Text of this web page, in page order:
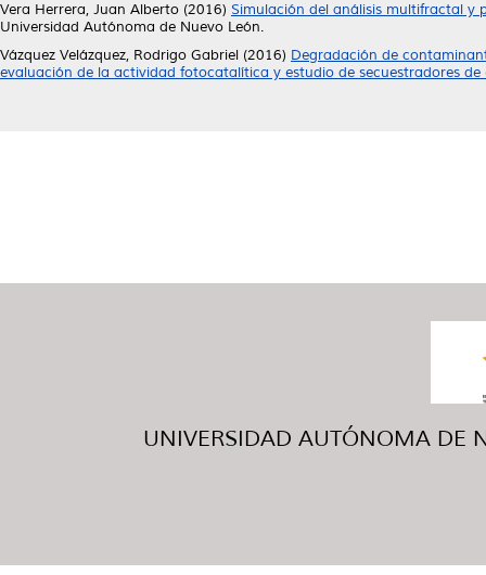
Vera Herrera, Juan Alberto (2016) Simulación del análisis multifractal y
Universidad Autónoma de Nuevo León.
Vázquez Velázquez, Rodrigo Gabriel (2016) Degradación de
evaluación de la actividad fotocatalítica y estudio de secuestradores de
UNIVERSIDAD AUTÓNOMA DE